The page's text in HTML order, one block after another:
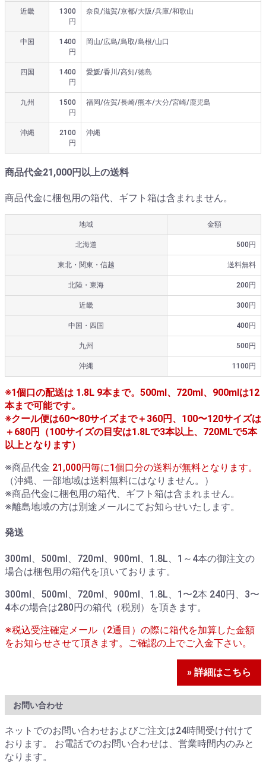
近畿
1300
円
奈良/滋賀/京都/大阪/兵庫/和歌山
中国
1400
円
岡山/広島/鳥取/島根/山口
四国
1400
円
愛媛/香川/高知/徳島
九州
1500
円
福岡/佐賀/長崎/熊本/大分/宮崎/鹿児島
沖縄
2100
円
沖縄
商品代金21,000円以上の送料
商品代金に梱包用の箱代、ギフト箱は含まれません。
地域 金額
北海道 500円
東北・関東・信越 送料無料
北陸・東海 200円
近畿 300円
中国・四国 400円
九州 500円
沖縄 1100円
※1個口の配送は 1.8L 9本まで。500ml、720ml、900mlは12
本まで可能です。
※クール便は60〜80サイズまで＋360円、100〜120サイズは
＋680円（100サイズの目安は1.8Lで3本以上、720MLで5本
以上となります）
※商品代金 21,000円毎に1個口分の送料が無料となります。
（沖縄、一部地域は送料無料にはなりません。）
※商品代金に梱包用の箱代、ギフト箱は含まれません。
※離島地域の方は別途メールにてお知らせいたします。
発送
300ml、500ml、720ml、900ml、1.8L、1～4本の御注文の
場合は梱包用の箱代を頂いております。
300ml、500ml、720ml、900ml、1.8L、1〜2本 240円、3〜
4本の場合は280円の箱代（税別）を頂きます。
※税込受注確定メール（2通目）の際に箱代を加算した金額
をお知らせさせて頂きます。ご確認の上でご入金下さい。
» 詳細はこちら
お問い合わせ
ネットでのお問い合わせおよびご注文は24時間受け付けて
おります。 お電話でのお問い合わせは、営業時間内のみと
なります。